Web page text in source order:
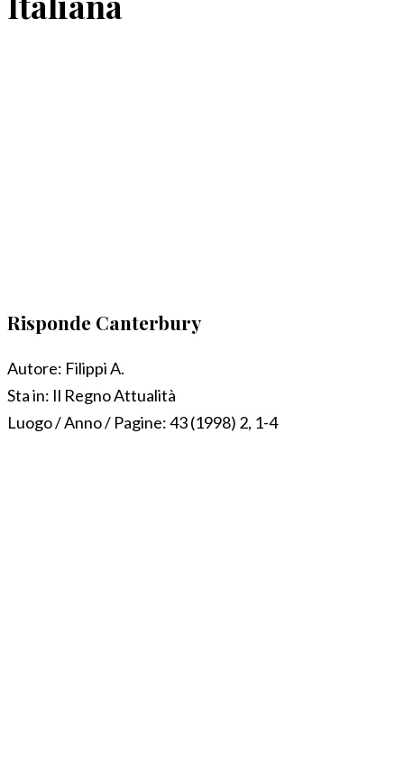
Risponde Canterbury
Autore: Filippi A.
Sta in: Il Regno Attualità
Luogo / Anno / Pagine:43 (1998) 2, 1-4